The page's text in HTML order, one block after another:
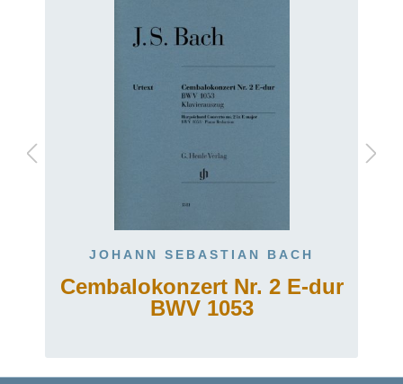
JOHANN SEBASTIAN BACH
Cembalokonzert Nr. 2 E-dur
BWV 1053